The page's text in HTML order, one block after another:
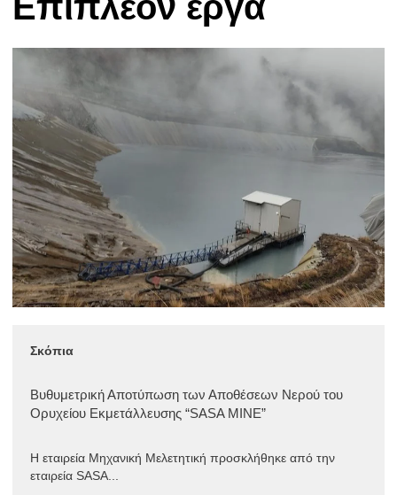
Σκόπια
Βυθυμετρική Αποτύπωση των Αποθέσεων Νερού του
Ορυχείου Εκμετάλλευσης “SASA MINE”
Η εταιρεία Μηχανική Μελετητική προσκλήθηκε από την
εταιρεία SASA...